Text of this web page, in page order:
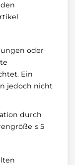
oder
Ein
jedoch nicht
durch
≤ 5